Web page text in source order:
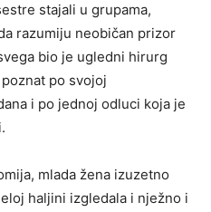
stajali u grupama,
razumiju neobičan prizor
bio je ugledni hirurg
po svojoj
i po jednoj odluci koja je
mlada žena izuzetno
haljini izgledala i nježno i